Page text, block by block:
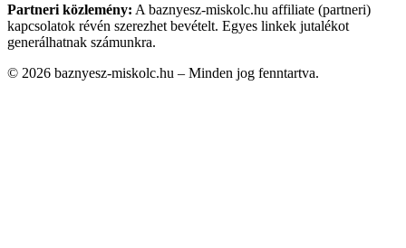
Partneri közlemény: A baznyesz-miskolc.hu affiliate (partneri)
kapcsolatok révén szerezhet bevételt. Egyes linkek jutalékot
generálhatnak számunkra.
© 2026 baznyesz-miskolc.hu – Minden jog fenntartva.